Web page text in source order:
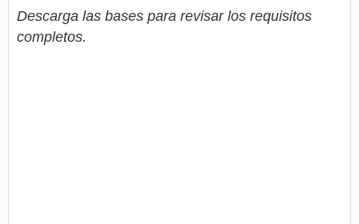
Descarga las bases para revisar los requisitos
completos.